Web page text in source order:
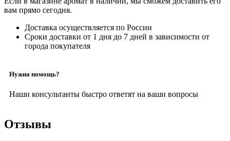
вам прямо сегодня.
Доставка осуществляется по России
Сроки доставки от 1 дня до 7 дней в зависимости от
города покупателя
Нужна помощь?
Наши консультанты быстро ответят на ваши вопросы
Отзывы